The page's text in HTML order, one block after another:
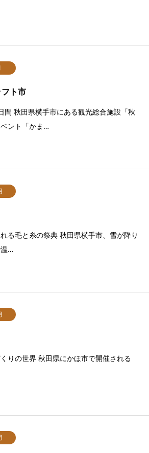
ト市
間 秋田県横手市にある観光総合施設「秋
ント「かま…
る毛と糸の祭典 秋田県横手市、雪が降り
…
りの世界 秋田県にかほ市で開催される